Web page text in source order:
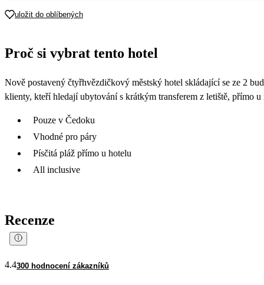
21 190
uložit do oblíbených
Proč si vybrat tento hotel
Nově postavený čtyřhvězdičkový městský hotel skládající se ze 2
klienty, kteří hledají ubytování s krátkým transferem z letiště, přímo
Pouze v Čedoku
Vhodné pro páry
Písčitá pláž přímo u hotelu
All inclusive
Recenze
4.4300 hodnocení zákazníků